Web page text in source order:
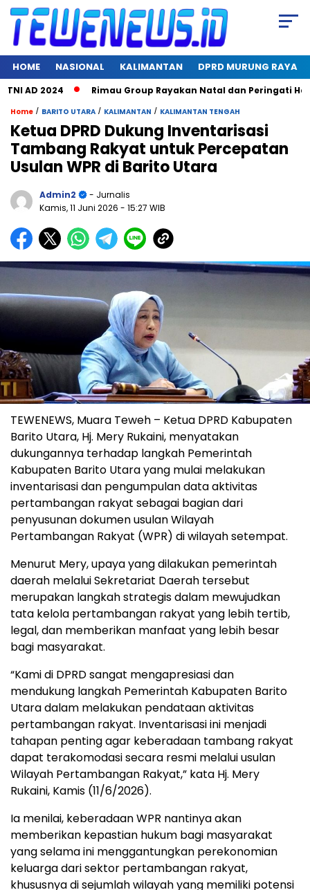
HOME NASIONAL KALIMANTAN DPRD MURUNG RAYA
2024 Rimau Group Rayakan Natal dan Peringati Hari
Home / BARITO UTARA / KALIMANTAN / KALIMANTAN TENGAH
Ketua DPRD Dukung Inventarisasi
Tambang Rakyat untuk Percepatan
Usulan WPR di Barito Utara
Admin2
- Jurnalis
Kamis, 11 Juni 2026 - 15:27 WIB
TEWENEWS, Muara Teweh – Ketua DPRD Kabupaten
Barito Utara, Hj. Mery Rukaini, menyatakan
dukungannya terhadap langkah Pemerintah
Kabupaten Barito Utara yang mulai melakukan
inventarisasi dan pengumpulan data aktivitas
pertambangan rakyat sebagai bagian dari
penyusunan dokumen usulan Wilayah
Pertambangan Rakyat (WPR) di wilayah setempat.
Menurut Mery, upaya yang dilakukan pemerintah
daerah melalui Sekretariat Daerah tersebut
merupakan langkah strategis dalam mewujudkan
tata kelola pertambangan rakyat yang lebih tertib,
legal, dan memberikan manfaat yang lebih besar
bagi masyarakat.
“Kami di DPRD sangat mengapresiasi dan
mendukung langkah Pemerintah Kabupaten Barito
Utara dalam melakukan pendataan aktivitas
pertambangan rakyat. Inventarisasi ini menjadi
tahapan penting agar keberadaan tambang rakyat
dapat terakomodasi secara resmi melalui usulan
Wilayah Pertambangan Rakyat,” kata Hj. Mery
Rukaini, Kamis (11/6/2026).
Ia menilai, keberadaan WPR nantinya akan
memberikan kepastian hukum bagi masyarakat
yang selama ini menggantungkan perekonomian
keluarga dari sektor pertambangan rakyat,
khususnya di sejumlah wilayah yang memiliki potensi